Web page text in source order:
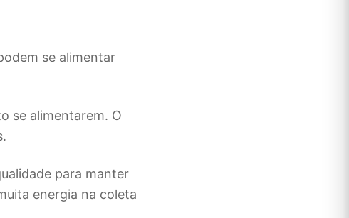
se alimentar
se alimentarem. O
para manter
energia na coleta